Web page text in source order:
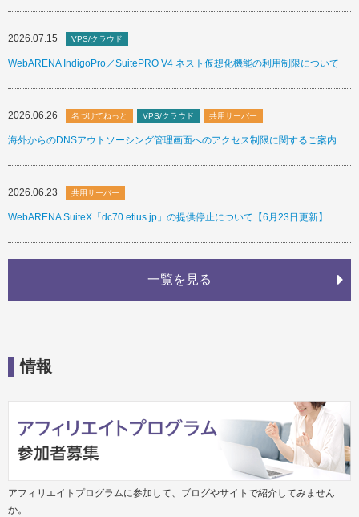
2026.07.15 VPS/クラウド
WebARENA IndigoPro／SuitePRO V4 ネスト仮想化機能の利用制限について
2026.06.26 名づけてねっと VPS/クラウド 共用サーバー
海外からのDNSアウトソーシング管理画面へのアクセス制限に関するご案内
2026.06.23 共用サーバー
WebARENA SuiteX「dc70.etius.jp」の提供停止について【6月23日更新】
一覧を見る
情報
アフィリエイトプログラムに参加して、ブログやサイトで紹介してみません
か。